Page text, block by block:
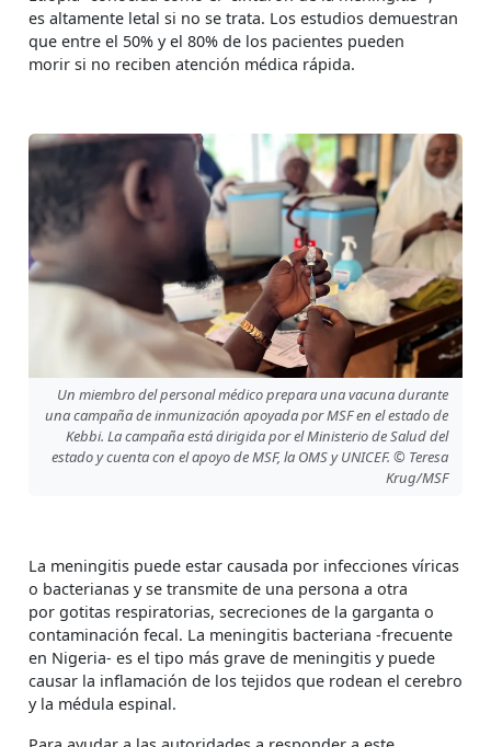
es altamente letal si no se trata. Los estudios demuestran
que entre el 50% y el 80% de los pacientes pueden
morir si no reciben atención médica rápida.
Un miembro del personal médico prepara una vacuna durante
una campaña de inmunización apoyada por MSF en el estado de
Kebbi. La campaña está dirigida por el Ministerio de Salud del
estado y cuenta con el apoyo de MSF, la OMS y UNICEF. © Teresa
Krug/MSF
La meningitis puede estar causada por infecciones víricas
o bacterianas y se transmite de una persona a otra
por gotitas respiratorias, secreciones de la garganta o
contaminación fecal. La meningitis bacteriana -frecuente
en Nigeria- es el tipo más grave de meningitis y puede
causar la inflamación de los tejidos que rodean el cerebro
y la médula espinal.